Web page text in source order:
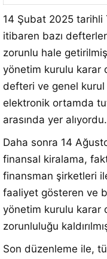
14 Şubat 2025 tarihli
itibaren bazı
zorunlu hale
yönetim kurulu karar
defteri ve genel
elektronik ortamda
arasında yer alıyordu.
Daha sonra 14
finansal kiralama,
finansman şirketleri
faaliyet gösteren ve
yönetim kurulu karar
zorunluluğu
Son düzenleme ile,